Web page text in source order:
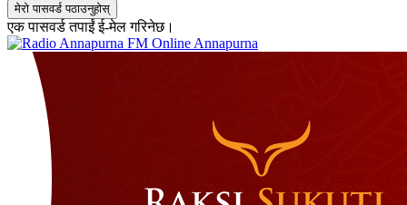
एक पासवर्ड तपाईं ई-मेल गरिनेछ।
Online Annapurna